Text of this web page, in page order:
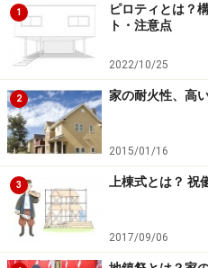
寝室窓の内側に使用した障子
落ち着きを与える。
■インテリア小物で演出
和の空間の特徴のひとつは
ります。そして、季節に応
することです。代表的なも
す。冬は暖かい空気を逃が
を選び、夏は通風のためす
1
ピロティとは？
ト・注意点
2022/10/25
2 家の耐火性、高
2015/01/16
3 上棟式とは？
2017/09/06